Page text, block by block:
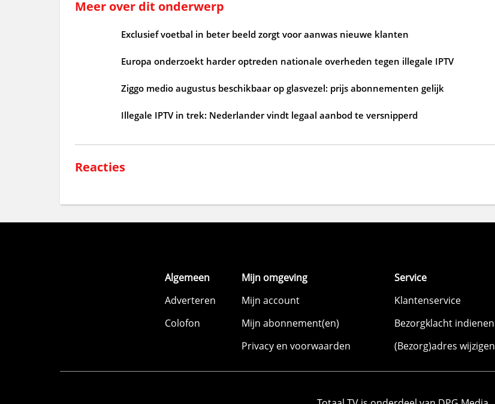
Meer over dit onderwerp
Exclusief voetbal in beter beeld zorgt voor aanwas nieuwe klanten
Europa onderzoekt harder optreden nationale overheden tegen illegale IPTV
Ziggo medio augustus beschikbaar op glasvezel: prijs abonnementen gelijk
Illegale IPTV in trek: Nederlander vindt legaal aanbod te versnipperd
Reacties
Algemeen
Adverteren
Colofon
Mijn omgeving
Mijn account
Mijn abonnement(en)
Privacy en voorwaarden
Service
Klantenservice
Bezorgklacht indienen
(Bezorg)adres wijzigen